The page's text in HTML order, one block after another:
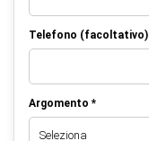
Telefono (facoltativo)
Argomento *